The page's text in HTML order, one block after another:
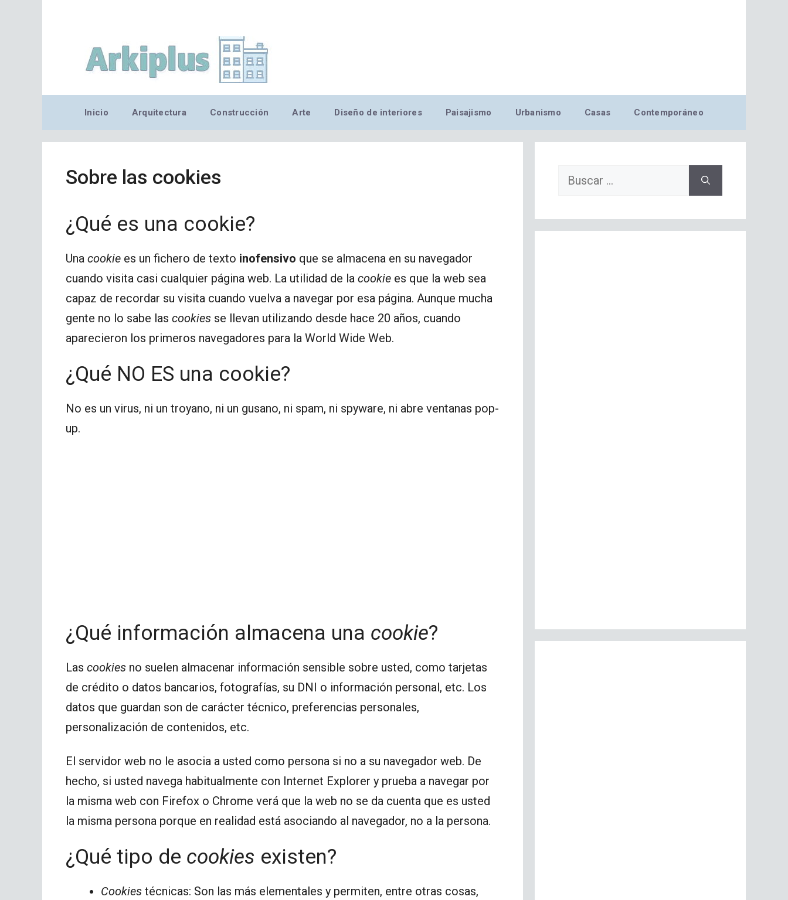
Inicio Arquitectura Construcción Arte Diseño de interiores Paisajismo Urbanismo Casas Contemporáneo
Sobre las cookies
¿Qué es una cookie?
Una cookie es un fichero de texto inofensivo que se almacena en su navegador
cuando visita casi cualquier página web. La utilidad de la cookie es que la web sea
capaz de recordar su visita cuando vuelva a navegar por esa página. Aunque mucha
gente no lo sabe las cookies se llevan utilizando desde hace 20 años, cuando
aparecieron los primeros navegadores para la World Wide Web.
¿Qué NO ES una cookie?
No es un virus, ni un troyano, ni un gusano, ni spam, ni spyware, ni abre ventanas pop-
up.
¿Qué información almacena una cookie?
Las cookies no suelen almacenar información sensible sobre usted, como tarjetas
de crédito o datos bancarios, fotografías, su DNI o información personal, etc. Los
datos que guardan son de carácter técnico, preferencias personales,
personalización de contenidos, etc.
El servidor web no le asocia a usted como persona si no a su navegador web. De
hecho, si usted navega habitualmente con Internet Explorer y prueba a navegar por
la misma web con Firefox o Chrome verá que la web no se da cuenta que es usted
la misma persona porque en realidad está asociando al navegador, no a la persona.
¿Qué tipo de cookies existen?
Cookies técnicas: Son las más elementales y permiten, entre otras cosas,
Buscar: